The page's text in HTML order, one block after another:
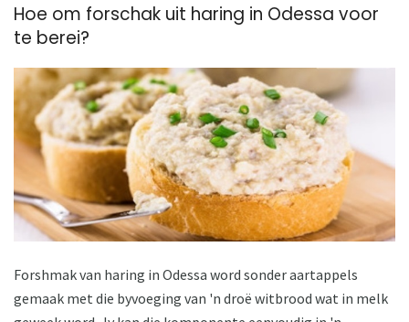
Hoe om forschak uit haring in Odessa voor
te berei?
Forshmak van haring in Odessa word sonder aartappels
gemaak met die byvoeging van 'n droë witbrood wat in melk